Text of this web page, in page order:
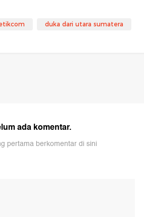
duka dari utara sumatera
ada komentar.
pertama berkomentar di sini